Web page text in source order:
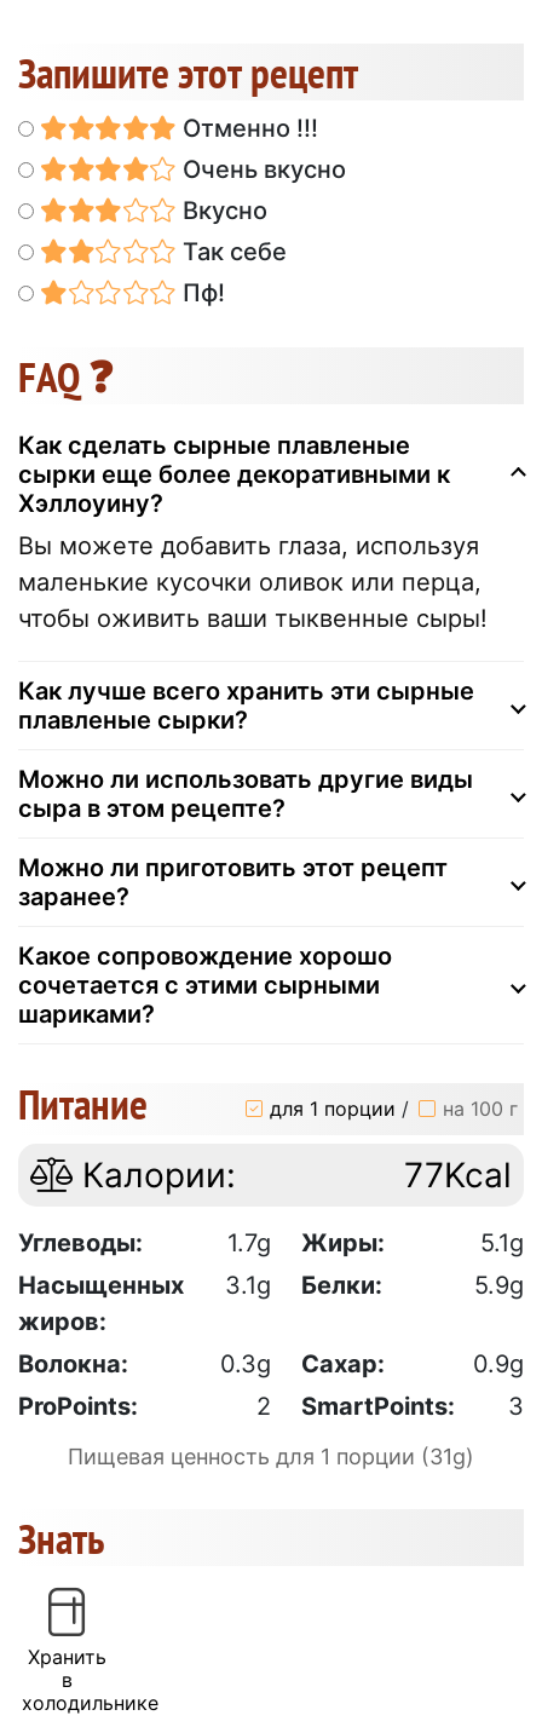
Запишите этот рецепт
Отменно !!!
Очень вкусно
Вкусно
Так себе
Пф!
FAQ ❓
Как сделать сырные плавленые
сырки еще более декоративными к
Хэллоуину?
Вы можете добавить глаза, используя
маленькие кусочки оливок или перца,
чтобы оживить ваши тыквенные сыры!
Как лучше всего хранить эти сырные
плавленые сырки?
Можно ли использовать другие виды
сыра в этом рецепте?
Можно ли приготовить этот рецепт
заранее?
Какое сопровождение хорошо
сочетается с этими сырными
шариками?
Питание для 1 порции / на 100 г
Калории: 77Kcal
Углеводы: 1.7g Жиры:
5.1g
Насыщенных
жиров:
3.1g Белки: 5.9g
Волокна: 0.3g Сахар:
0.9g
ProPoints:
2 SmartPoints: 3
Пищевая ценность для 1 порции (31g)
Знать
Хранить
в
холодильнике